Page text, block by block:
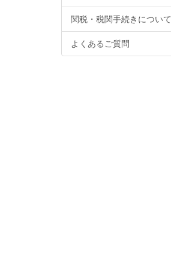
関税・税関手続きについて
よくあるご質問